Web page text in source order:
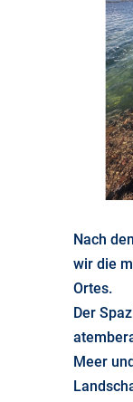
Nach
wir die
Ortes.
Der
Meer